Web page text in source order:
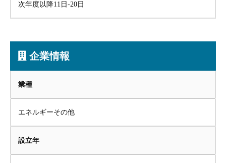
次年度以降11日-20日
企業情報
業種
エネルギーその他
設立年